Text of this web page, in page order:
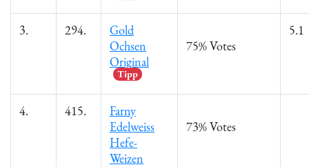
3. 294.
Gold
Ochsen
Original
Tipp
75% Votes
5.1
4. 415.
Farny
Edelweiss
Hefe-
Weizen
73% Votes